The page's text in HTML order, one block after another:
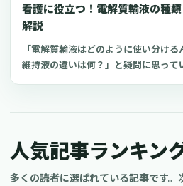
看護に役立つ！電解質輸液の種
解説
「電解質輸液はどのように使い分け
維持液の違いは何？」と疑問に思って
するのは難しいものです。 今回は、
人気記事ランキン
多くの読者に選ばれている記事です